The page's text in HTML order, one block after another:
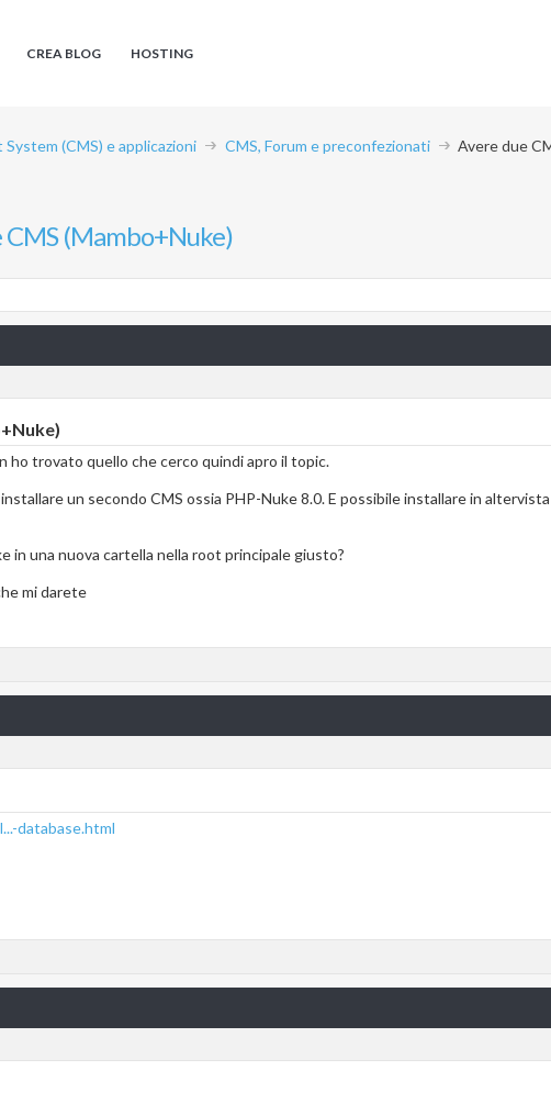
CREA BLOG HOSTING
(CMS) e applicazioni CMS, Forum e preconfezionati
Avere due
CMS (Mambo+Nuke)
ho trovato quello che cerco quindi apro il topic.
un secondo CMS ossia PHP-Nuke 8.0. E possibile installare in
in una nuova cartella nella root principale giusto?
mi darete
database.html